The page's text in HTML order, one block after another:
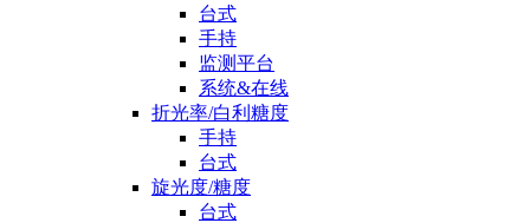
台式
手持
监测平台
系统&在线
折光率/白利糖度
手持
台式
旋光度/糖度
台式